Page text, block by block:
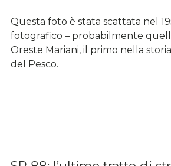
Questa foto è stata scattata nel
fotografico – probabilmente
Oreste Mariani, il primo nella
del Pesco.